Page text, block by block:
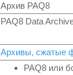
Архив PAQ8
PAQ8 Data
Архивы, сжатые
PAQ8 или